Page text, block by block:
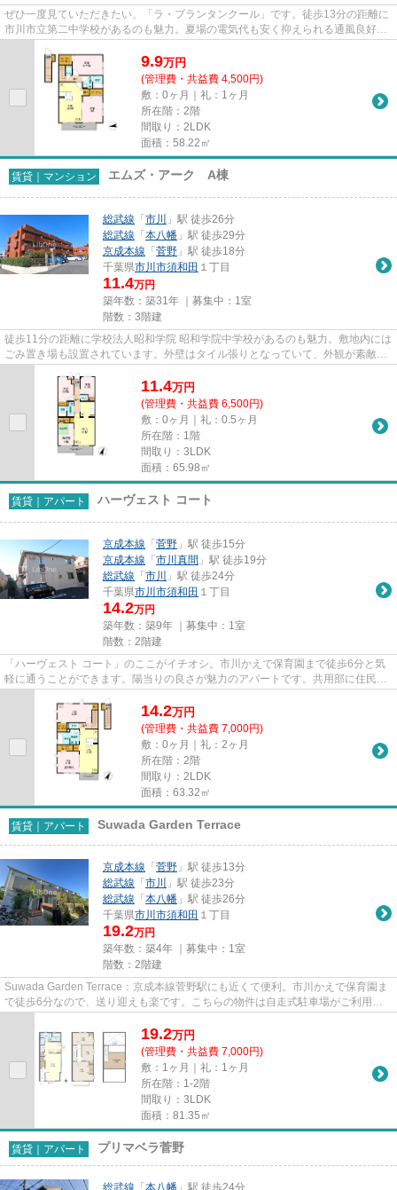
ぜひ一度見ていただきたい、「ラ・プランタンクール」です。徒歩13分の距離に
市川市立第二中学校があるのも魅力。夏場の電気代も安く抑えられる通風良好で
9.9万円
(管理費・共益費 4,500円)
敷：0ヶ月｜礼：1ヶ月
所在階：2階
間取り：2LDK
面積：58.22㎡
賃貸｜マンション エムズ・アーク A棟
総武線 「 市川
」駅 徒歩26分
総武線 「 本八幡 」駅 徒歩29分
京成本線 「 菅野 」駅 徒歩18分
千葉県市川市須和田 １丁目
11.4万円
築年数：築31年 ｜募集中： 1室
階数：3階建
徒歩11分の距離に学校法人昭和学院 昭和学院中学校があるのも魅力。敷地内には
ごみ置き場も設置されています。外壁はタイル張りとなっていて、外観が素敵で
11.4万円
(管理費・共益費 6,500円)
敷：0ヶ月｜礼：0.5ヶ月
所在階：1階
間取り：3LDK
面積：65.98㎡
賃貸｜アパート ハーヴェスト コート
京成本線 「 菅野 」駅 徒歩15分
京成本線 「 市川真間 」駅 徒歩19分
総武線 「 市川
」駅 徒歩24分
千葉県市川市須和田 １丁目
14.2万円
築年数：築9年 ｜募集中： 1室
階数：2階建
「ハーヴェスト コート」のここがイチオシ。市川かえで保育園まで徒歩6分と気
軽に通うことができます。陽当りの良さが魅力のアパートです。共用部に住民専
14.2万円
(管理費・共益費 7,000円)
敷：0ヶ月｜礼：2ヶ月
所在階：2階
間取り：2LDK
面積：63.32㎡
賃貸｜アパート Suwada Garden Terrace
京成本線 「 菅野 」駅 徒歩13分
総武線 「 市川
」駅 徒歩23分
総武線 「 本八幡 」駅 徒歩26分
千葉県市川市須和田 １丁目
19.2万円
築年数：築4年 ｜募集中： 1室
階数：2階建
Suwada Garden Terrace：京成本線菅野駅にも近くて便利。市川かえで保育園ま
で徒歩6分なので、送り迎えも楽です。こちらの物件は自走式駐車場がご利用い
19.2万円
(管理費・共益費 7,000円)
敷：1ヶ月｜礼：1ヶ月
所在階：1-2階
間取り：3LDK
面積：81.35㎡
賃貸｜アパート プリマベラ菅野
総武線 「 本八幡 」駅 徒歩24分